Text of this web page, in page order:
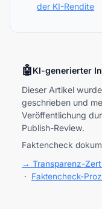
der KI-Rendite
🤖KI-generierter
Dieser Artikel
geschrieben und
Veröffentlichung
Publish-Review.
Faktencheck
→ Transparenz-
· Faktencheck-